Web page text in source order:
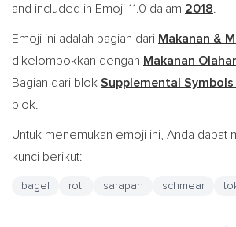
and included in Emoji 11.0 dalam 2018.
Emoji ini adalah bagian dari Makanan &
dikelompokkan dengan Makanan
Bagian dari blok Supplemental
blok.
Untuk menemukan emoji ini, Anda dapat
kunci berikut:
bagel roti sarapan schmear